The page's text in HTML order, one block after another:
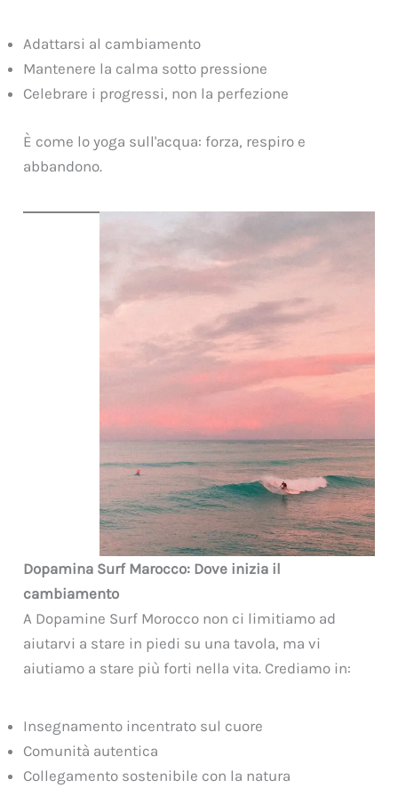
Adattarsi al cambiamento
Mantenere la calma sotto pressione
Celebrare i progressi, non la perfezione
È come lo yoga sull'acqua: forza, respiro e
abbandono.
Dopamina Surf Marocco: Dove inizia il
cambiamento
A Dopamine Surf Morocco non ci limitiamo ad
aiutarvi a stare in piedi su una tavola, ma vi
aiutiamo a stare più forti nella vita. Crediamo in:
Insegnamento incentrato sul cuore
Comunità autentica
Collegamento sostenibile con la natura